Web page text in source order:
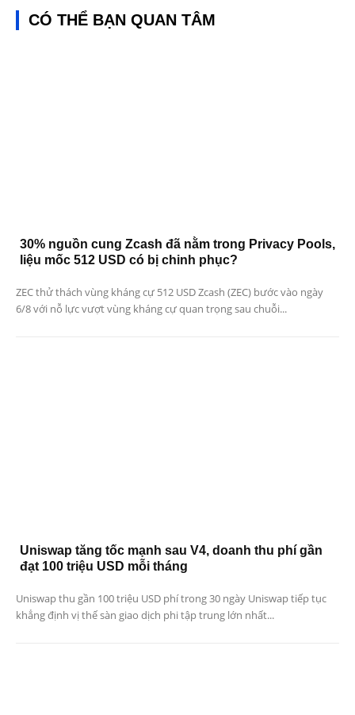
CÓ THỂ BẠN QUAN TÂM
30% nguồn cung Zcash đã nằm trong Privacy Pools,
liệu mốc 512 USD có bị chinh phục?
ZEC thử thách vùng kháng cự 512 USD Zcash (ZEC) bước vào ngày
6/8 với nỗ lực vượt vùng kháng cự quan trọng sau chuỗi...
Uniswap tăng tốc mạnh sau V4, doanh thu phí gần
đạt 100 triệu USD mỗi tháng
Uniswap thu gần 100 triệu USD phí trong 30 ngày Uniswap tiếp tục
khẳng định vị thế sàn giao dịch phi tập trung lớn nhất...